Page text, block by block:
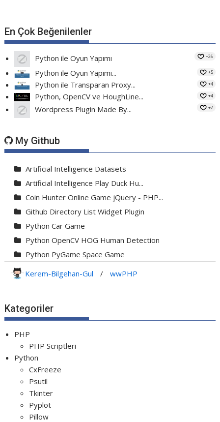
En Çok Beğenilenler
Python ile Oyun Yapımı +26
Python ile Oyun Yapımı... +5
Python ile Transparan Proxy... +4
Python, OpenCV ve HoughLine... +4
Wordpress Plugin Made By... +2
My Github
Artificial Intelligence Datasets
Artificial Intelligence Play Duck Hu...
Coin Hunter Online Game jQuery - PHP...
Github Directory List Widget Plugin
Python Car Game
Python OpenCV HOG Human Detection
Python PyGame Space Game
Python PyGame Yılan Oyunu - Snake G...
Python Transparent Proxy Server
Kerem-Bilgehan-Gul / wwPHP
Kategoriler
PHP
PHP Scriptleri
Python
CxFreeze
Psutil
Tkinter
Pyplot
Pillow